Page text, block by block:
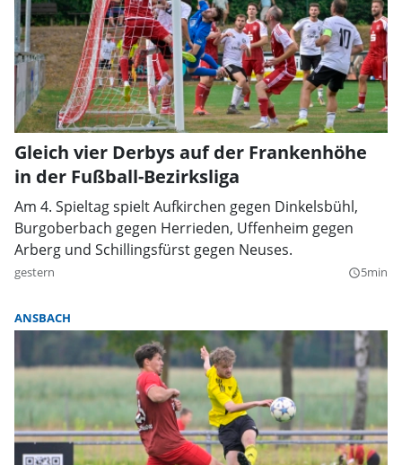
Gleich vier Derbys auf der Frankenhöhe
in der Fußball-Bezirksliga
Am 4. Spieltag spielt Aufkirchen gegen Dinkelsbühl,
Burgoberbach gegen Herrieden, Uffenheim gegen
Arberg und Schillingsfürst gegen Neuses.
gestern query_builder5min
ANSBACH